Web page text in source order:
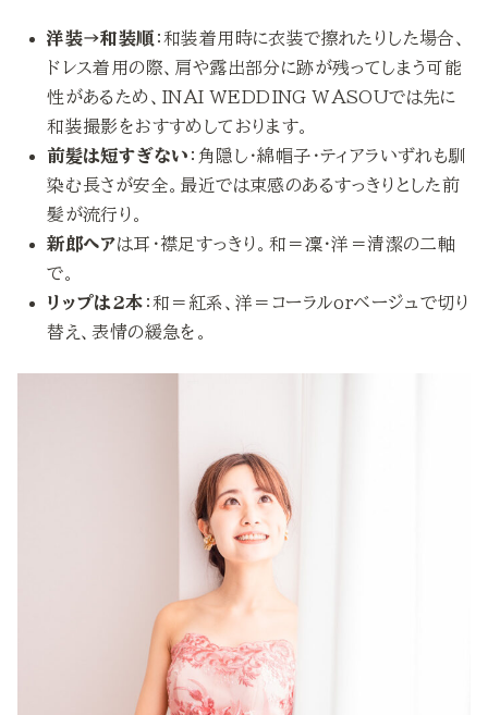
洋装→和装順 ：和装着用時に衣装で擦れたりした場合、
ドレス着用の際、肩や露出部分に跡が残ってしまう可能
性があるため、INAI WEDDING WASOUでは先に
和装撮影をおすすめしております。
前髪は短すぎない ：角隠し・綿帽子・ティアラいずれも馴
染む長さが安全。最近では束感のあるすっきりとした前
髪が流行り。
新郎ヘアは耳・襟足すっきり。和＝凜・洋＝清潔の二軸
で。
リップは2本 ：和＝紅系、洋＝コーラルorベージュで切り
替え、表情の緩急を。